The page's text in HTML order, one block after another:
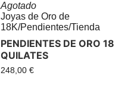
Agotado
Joyas de Oro de
18K/Pendientes/Tienda
PENDIENTES DE ORO 18
QUILATES
248,00 €